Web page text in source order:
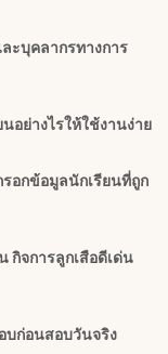
ะบุคลากรทางการ
อย่างไรให้ใช้งานง่าย
อกข้อมูลนักเรียนที่ถูก
กิจการลูกเสือดีเด่น
บก่อนสอบวันจริง